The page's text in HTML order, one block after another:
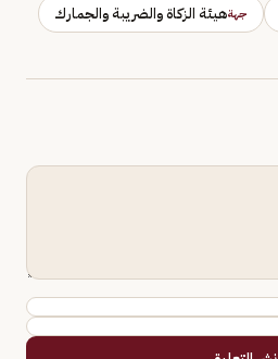
جهةهيئة الزكاة والضريبة والجمارك